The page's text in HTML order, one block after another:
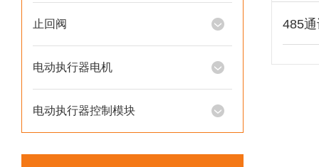
止回阀
电动执行器电机
电动执行器控制模块